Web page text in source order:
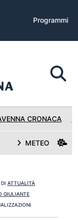
Programmi
CRONACA
METEO
ATTUALITÀ
GIULIANTE